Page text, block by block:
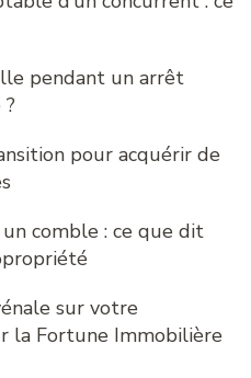
pendant un arrêt
pour acquérir de
comble : ce que dit
sur votre
la Fortune Immobilière